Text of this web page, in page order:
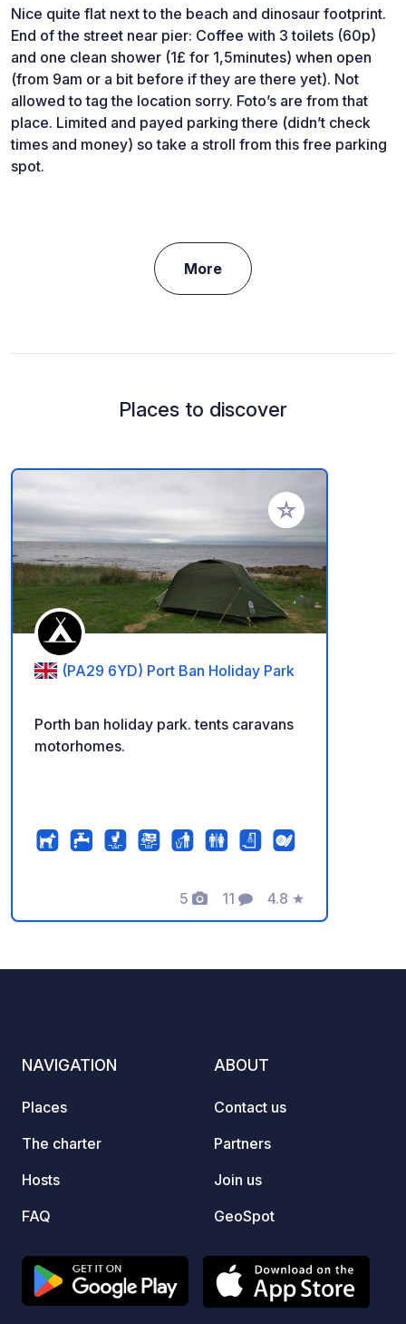
Nice quite flat next to the beach and dinosaur footprint.
End of the street near pier: Coffee with 3 toilets (60p)
and one clean shower (1£ for 1,5minutes) when open
(from 9am or a bit before if they are there yet). Not
allowed to tag the location sorry. Foto’s are from that
place. Limited and payed parking there (didn’t check
times and money) so take a stroll from this free parking
spot.
More
Places to discover
Add to your
(PA29 6YD) Port Ban Holiday Park
Porth ban holiday park. tents caravans
motorhomes.
5
Photos
11
Comments
4.8
Rating
★
NAVIGATION
Places
The charter
Hosts
FAQ
ABOUT
Contact us
Partners
Join us
GeoSpot